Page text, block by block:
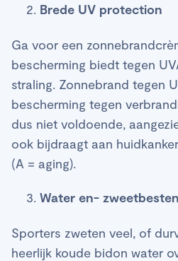
Brede UV protection
Ga voor een
bescherming biedt tegen
straling. Zonnebrand tegen
bescherming tegen
dus niet voldoende,
ook bijdraagt aan
(A = aging).
Water en-
Sporters zweten veel, of
heerlijk koude bidon water